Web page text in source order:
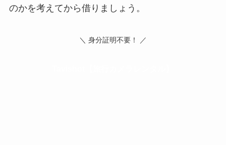
のかを考えてから借りましょう。
＼ 身分証明不要！ ／